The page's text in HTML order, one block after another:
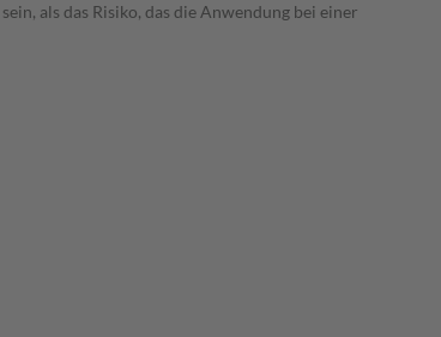
als das Risiko, das die Anwendung bei einer